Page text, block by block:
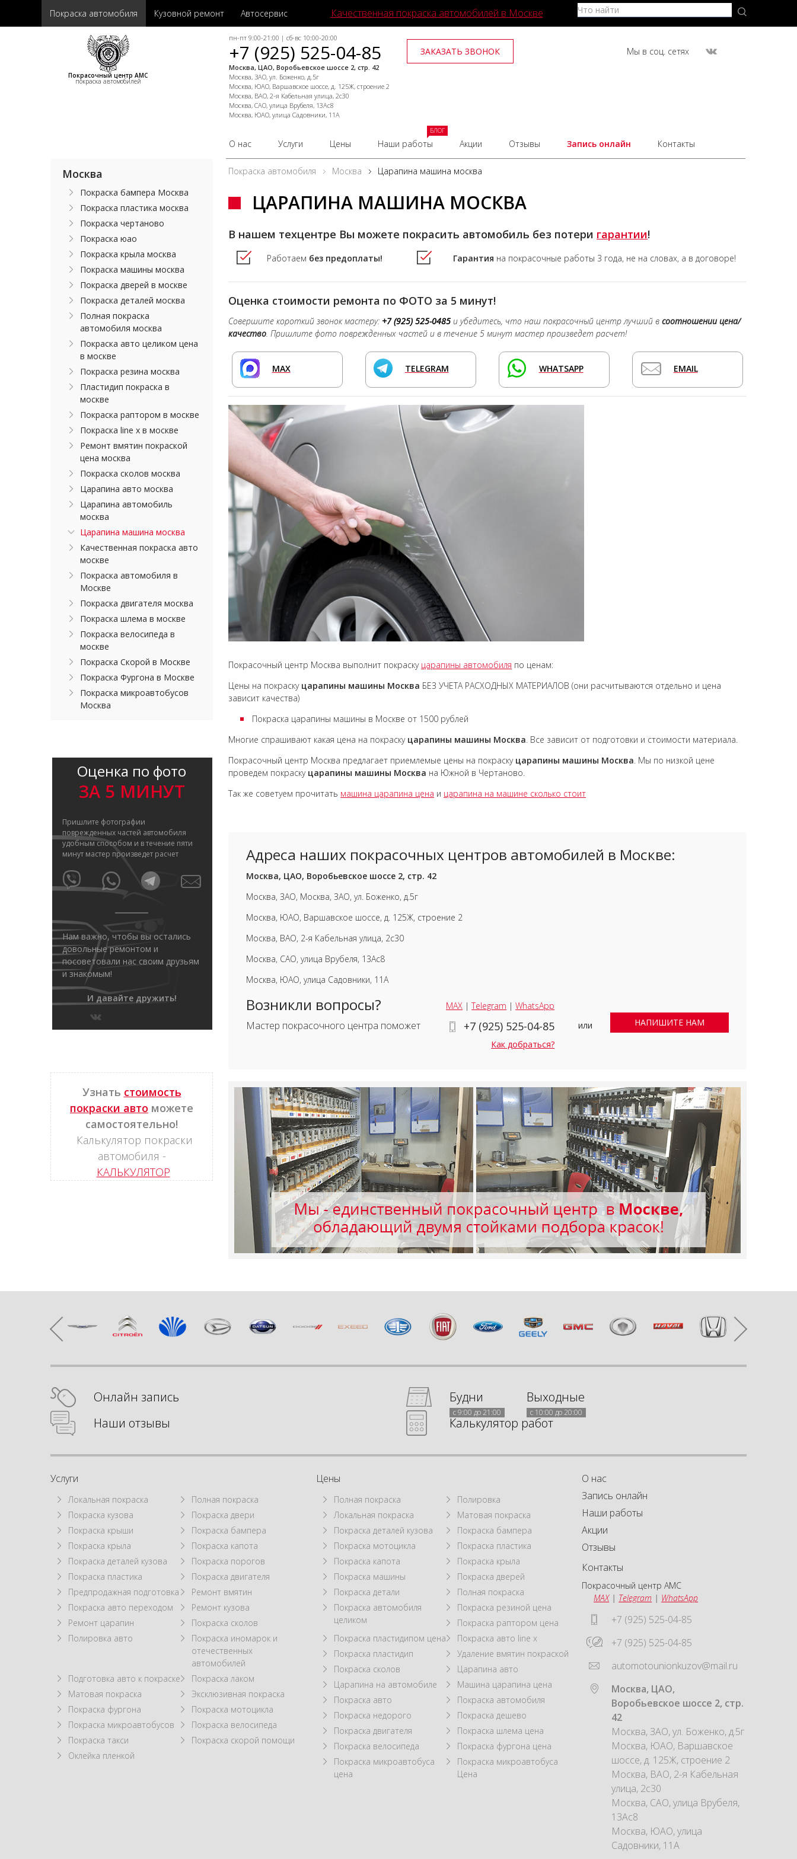
Покраска автомобиля Кузовной ремонт Автосервис Качественная покраска автомобилей в Москве
Покрасочный центр АМС
покраска автомобилей
пн-пт 9:00-21:00 | сб-вс 10:00-20:00
+7 (925) 525-04-85
Москва, ЦАО, Воробьевское шоссе 2, стр. 42
Москва, ЗАО, ул. Боженко, д.5г
Москва, ЮАО, Варшавское шоссе, д. 125Ж, строение 2
Москва, ВАО, 2-я Кабельная улица, 2с30
Москва, САО, улица Врубеля, 13Ас8
Москва, ЮАО, улица Садовники, 11А
ЗАКАЗАТЬ ЗВОНОК Мы в соц. сетях
О нас Услуги Цены Наши работы
БЛОГ
Акции Отзывы Запись онлайн Контакты
Покраска автомобиля Москва Царапина машина москва
ЦАРАПИНА МАШИНА МОСКВА
В нашем техцентре Вы можете покрасить автомобиль без потери гарантии!
Работаем без предоплаты! Гарантия на покрасочные работы 3 года, не на словах, а в договоре!
Оценка стоимости ремонта по ФОТО за 5 минут!
Совершите короткий звонок мастеру: +7 (925) 525-0485 и убедитесь, что наш покрасочный центр лучший всоотношении цена/
качество. Пришлите фото поврежденных частей и в течение 5 минут мастер произведет расчет!
MAX TELEGRAM WHATSAPP EMAIL
Покрасочный центр Москва выполнит покраску царапины автомобиля по ценам:
Цены на покраску царапины машины Москва БЕЗ УЧЕТА РАСХОДНЫХ МАТЕРИАЛОВ (они расчитываются отдельно и цена
зависит качества)
Покраска царапины машины в Москве от 1500 рублей
Многие спрашивают какая цена на покраску царапины машины Москва. Все зависит от подготовки и стоимости материала.
Покрасочный центр Москва предлагает приемлемые цены на покраску царапины машины Москва. Мы по низкой цене
проведем покраску царапины машины Москва на Южной в Чертаново.
Так же советуем прочитать машина царапина цена и царапина на машине сколько стоит
Адреса наших покрасочных центров автомобилей в Москве:
Москва, ЦАО, Воробьевское шоссе 2, стр. 42
Москва, ЗАО, Москва, ЗАО, ул. Боженко, д.5г
Москва, ЮАО, Варшавское шоссе, д. 125Ж, строение 2
Москва, ВАО, 2-я Кабельная улица, 2с30
Москва, САО, улица Врубеля, 13Ас8
Москва, ЮАО, улица Садовники, 11А
Возникли вопросы?
Мастер покрасочного центра поможет
MAX |Telegram |WhatsApp
+7 (925) 525-04-85
Как добраться?
или НАПИШИТЕ НАМ
Москва
Покраска бампера Москва
Покраска пластика москва
Покраска чертаново
Покраска юао
Покраска крыла москва
Покраска машины москва
Покраска дверей в москве
Покраска деталей москва
Полная покраска
автомобиля москва
Покраска авто целиком цена
в москве
Покраска резина москва
Пластидип покраска в
москве
Покраска раптором в москве
Покраска line x в москве
Ремонт вмятин покраской
цена москва
Покраска сколов москва
Царапина авто москва
Царапина автомобиль
москва
Царапина машина москва
Качественная покраска авто
москве
Покраска автомобиля в
Москве
Покраска двигателя москва
Покраска шлема в москве
Покраска велосипеда в
москве
Покраска Скорой в Москве
Покраска Фургона в Москве
Покраска микроавтобусов
Москва
Оценка по фото
ЗА 5 МИНУТ
Пришлите фотографии
поврежденных частей автомобиля
удобным способом и в течение пяти
минут мастер произведет расчет
Нам важно, чтобы вы остались
довольные ремонтом и
посоветовали нас своим друзьям
и знакомым!
И давайте дружить!
Узнать стоимость
покраски авто можете
самостоятельно!
Калькулятор покраски
автомобиля -
КАЛЬКУЛЯТОР
Онлайн запись Будни
с 9:00 до 21:00
Выходные
с 10:00 до 20:00
Наши отзывы Калькулятор работ
Услуги
Локальная покраска
Полная покраска
Покраска кузова
Покраска двери
Покраска крыши
Покраска бампера
Покраска крыла
Покраска капота
Покраска деталей кузова
Покраска порогов
Покраска пластика
Покраска двигателя
Предпродажная подготовка
Ремонт вмятин
Покраска авто переходом
Ремонт кузова
Ремонт царапин
Покраска сколов
Полировка авто
Покраска иномарок и
отечественных
автомобилей
Подготовка авто к покраске
Покраска лаком
Матовая покраска
Эксклюзивная покраска
Покраска фургона
Покраска мотоцикла
Покраска микроавтобусов
Покраска велосипеда
Покраска такси
Покраска скорой помощи
Оклейка пленкой
Цены
Полная покраска
Полировка
Локальная покраска
Матовая покраска
Покраска деталей кузова
Покраска бампера
Покраска мотоцикла
Покраска пластика
Покраска капота
Покраска крыла
Покраска машины
Покраска дверей
Покраска детали
Полная покраска
Покраска автомобиля
целиком
Покраска резиной цена
Покраска раптором цена
Покраска пластидипом цена
Покраска авто line x
Покраска пластидип
Удаление вмятин покраской
Покраска сколов
Царапина авто
Царапина на автомобиле
Машина царапина цена
Покраска авто
Покраска автомобиля
Покраска недорого
Покраска дешево
Покраска двигателя
Покраска шлема цена
Покраска велосипеда
Покраска фургона цена
Покраска микроавтобуса
цена
Покраска микроавтобуса
Цена
О нас
Запись онлайн
Наши работы
Акции
Отзывы
Контакты
Покрасочный центр АМС
MAX| Telegram | WhatsApp
+7 (925) 525-04-85
+7 (925) 525-04-85
automotounionkuzov@mail.ru
Москва, ЦАО,
Воробьевское шоссе 2, стр.
42
Москва, ЗАО, ул. Боженко, д.5г
Москва, ЮАО, Варшавское
шоссе, д. 125Ж, строение 2
Москва, ВАО, 2-я Кабельная
улица, 2с30
Москва, САО, улица Врубеля,
13Ас8
Москва, ЮАО, улица
Садовники, 11А